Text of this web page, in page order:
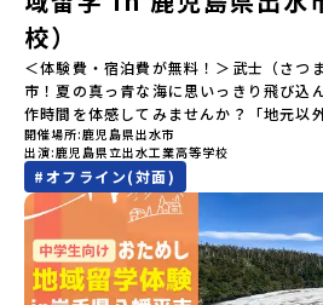
「@miratabi.jp」からのメールを受信で
します。※結果に関する個別のお問合せ
ので、ご了承ください。・お申し込みに
限りです。PC・スマートフォンからお申
変更はできません。お申込時は、メール
注意ください。・宿泊について１室に複
いただく予定です。・食事アレルギー対
レルギー対応希望にはお応えしかねる場
要な場合は必ず事前にご相談ください。
なくなった場合について参加決定後の参
い。やむを得ないお取り消しの場合はお
ださい。・キャンセルポリシーやむを得
合、以下のルールに沿って対応させてい
空港※12：00までに新千歳空港に到着す
散場所・時間】7月20日(祝月) 15：00
に新千歳空港を出発する便で手配くださ
学3年生【宿泊先】ゲストハウス ヤント
ッド（1室2～4名）で宿泊いただく予定
行代金に含まれる費用のうち、以下の内
費（2泊分）・プログラム内のアクティビ
事代※以下の費用は参加者のご負担とな
復交通費・お土産代や自由時間の個人飲
集人数】最大10名（お申し込み多数の場
者決定】お申し込み多数の場合は、締め
果をご連絡いたします。【申し込み受
から 5月14日(木) 12：00まで疑問も不
のロケット発射場の適地として全国・ア
を集めています 今回は、そんな大樹町の
ンティアスピリッツに触れるアクティビ
ットまで本物の現場を体感し、他では味
につかって楽しむことができます🎵大樹
「町のぜんぶが教科書」！大樹高校の学
ているだけではありません！農業や漁業
で「町のぜんぶが教科書」 です。先輩た
や、放課後の「地域探究サークル」を通
飛び出し町の人たちと一緒にリアルな課
ます。そんな先輩たちとの交流がきっと
見つかるはず！ あたたかい町の人たち
ている北海道大樹町へ、あなたの世界を
校）
＜体験費・宿泊費が無料！＞武士（さつ
市！夏の真っ青な海に思いっきり飛び込
作時間を体感してみませんか？「地元以
る。いつか留学してみたい！」「自分の
とひらきたい！」「ものづくりや工業高
中学生のみなさんにおすすめ！「おため
約200の高校と連携し、地域の枠を超え
い留学」をプチ体験できるプログラムで
も安心！現地でもスタッフがしっかりと
のフィールドは「鹿児島県 出水市（い
市（いずみし）は、鹿児島県の玄関口に
開催場所 鹿児島県出水市
出演 鹿児島県立出水工業高等学校
#オフライン(対面)